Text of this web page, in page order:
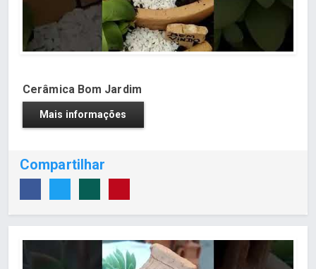
Cerâmica Bom Jardim
Mais informações
Compartilhar